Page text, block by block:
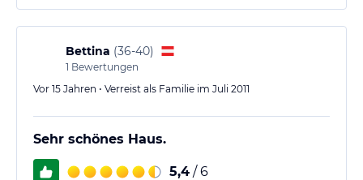
Bettina (36-40)
1 Bewertungen
Vor 15 Jahren • Verreist als Familie im Juli 2011
Sehr schönes Haus.
5,4 / 6